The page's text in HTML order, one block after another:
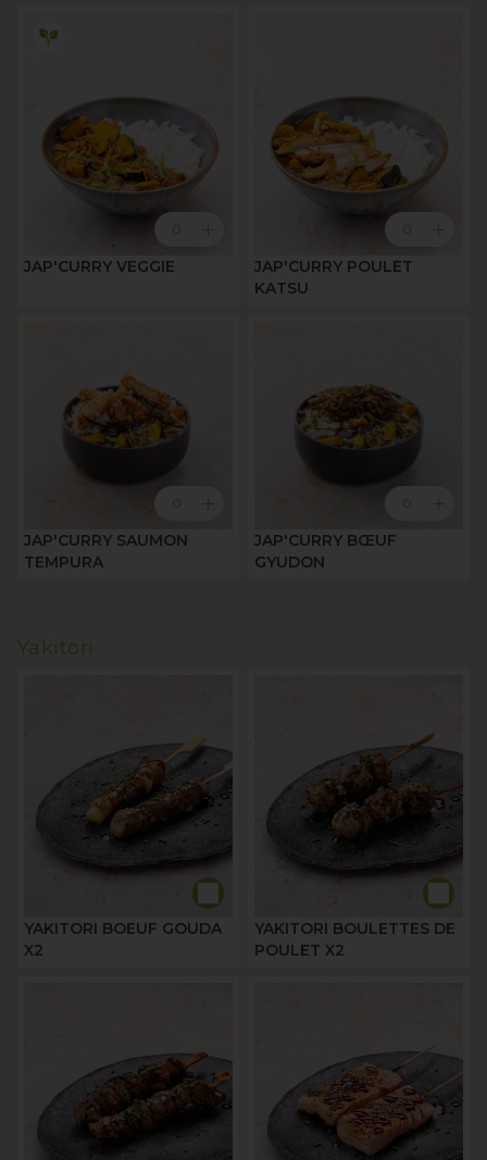
0 add
JAP'CURRY VEGGIE
0 add
JAP'CURRY POULET
KATSU
0 add
JAP'CURRY SAUMON
TEMPURA
0 add
JAP'CURRY BŒUF
GYUDON
Yakitori
YAKITORI BOEUF GOUDA
X2
YAKITORI BOULETTES DE
POULET X2